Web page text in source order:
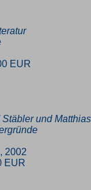
EUR
und
2002
EUR